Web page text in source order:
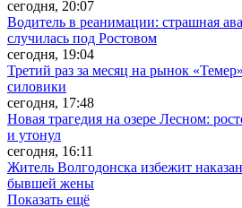
сегодня, 20:07
Водитель в реанимации: страшная
случилась под Ростовом
сегодня, 19:04
Третий раз за месяц на рынок
силовики
сегодня, 17:48
Новая трагедия на озере Лесном:
и утонул
сегодня, 16:11
Житель Волгодонска избежит
бывшей жены
Показать ещё